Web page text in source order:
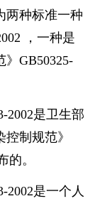
两种标准一种
，一种是
》GB50325-
是卫生部
制规范》
的。
是一个人